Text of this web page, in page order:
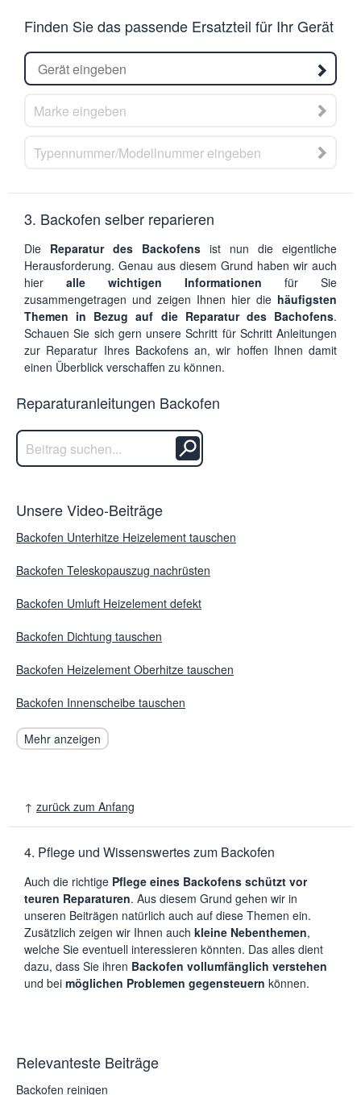
Finden Sie das passende Ersatzteil für Ihr Gerät
3. Backofen selber reparieren
Die Reparatur des Backofens ist nun die eigentliche
Herausforderung. Genau aus diesem Grund haben wir auch
hier alle wichtigen Informationen für Sie
zusammengetragen und zeigen Ihnen hier die häufigsten
Themen in Bezug auf die Reparatur des Bachofens.
Schauen Sie sich gern unsere Schritt für Schritt Anleitungen
zur Reparatur Ihres Backofens an, wir hoffen Ihnen damit
einen Überblick verschaffen zu können.
Reparaturanleitungen Backofen
Unsere Video-Beiträge
Backofen Unterhitze Heizelement tauschen
Backofen Teleskopauszug nachrüsten
Backofen Umluft Heizelement defekt
Backofen Dichtung tauschen
Backofen Heizelement Oberhitze tauschen
Backofen Innenscheibe tauschen
Mehr anzeigen
↑ zurück zum Anfang
4. Pflege und Wissenswertes zum Backofen
Auch die richtige Pflege eines Backofens schützt vor
teuren Reparaturen. Aus diesem Grund gehen wir in
unseren Beiträgen natürlich auch auf diese Themen ein.
Zusätzlich zeigen wir Ihnen auch kleine Nebenthemen,
welche Sie eventuell interessieren könnten. Das alles dient
dazu, dass Sie ihren Backofen vollumfänglich verstehen
und bei möglichen Problemen gegensteuern können.
Relevanteste Beiträge
Backofen reinigen